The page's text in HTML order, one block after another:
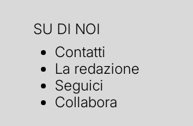
SU DI NOI
Contatti
La redazione
Seguici
Collabora